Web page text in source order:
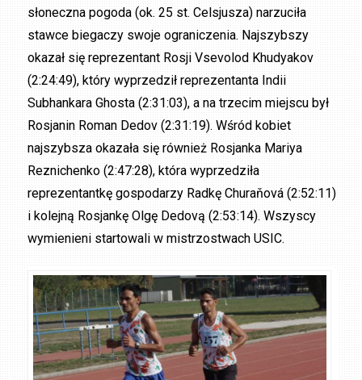
słoneczna pogoda (ok. 25 st. Celsjusza) narzuciła
stawce biegaczy swoje ograniczenia. Najszybszy
okazał się reprezentant Rosji Vsevolod Khudyakov
(2:24:49), który wyprzedził reprezentanta Indii
Subhankara Ghosta (2:31:03), a na trzecim miejscu był
Rosjanin Roman Dedov (2:31:19). Wśród kobiet
najszybsza okazała się również Rosjanka Mariya
Reznichenko (2:47:28), która wyprzedziła
reprezentantkę gospodarzy Radkę Churaňová (2:52:11)
i kolejną Rosjankę Olgę Dedovą (2:53:14). Wszyscy
wymienieni startowali w mistrzostwach USIC.